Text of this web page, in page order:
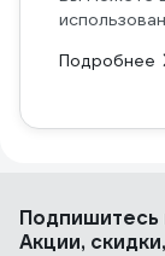
использован
Подробнее
Подпишитесь
Акции,